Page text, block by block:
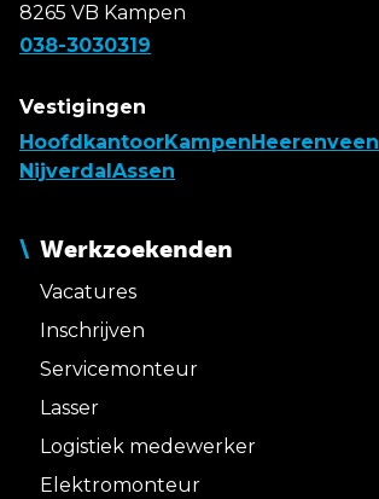
8265 VB Kampen
038-3030319
Vestigingen
HoofdkantoorKampen Heerenveen
Nijverdal Assen
Werkzoekenden
Vacatures
Inschrijven
Servicemonteur
Lasser
Logistiek medewerker
Elektromonteur